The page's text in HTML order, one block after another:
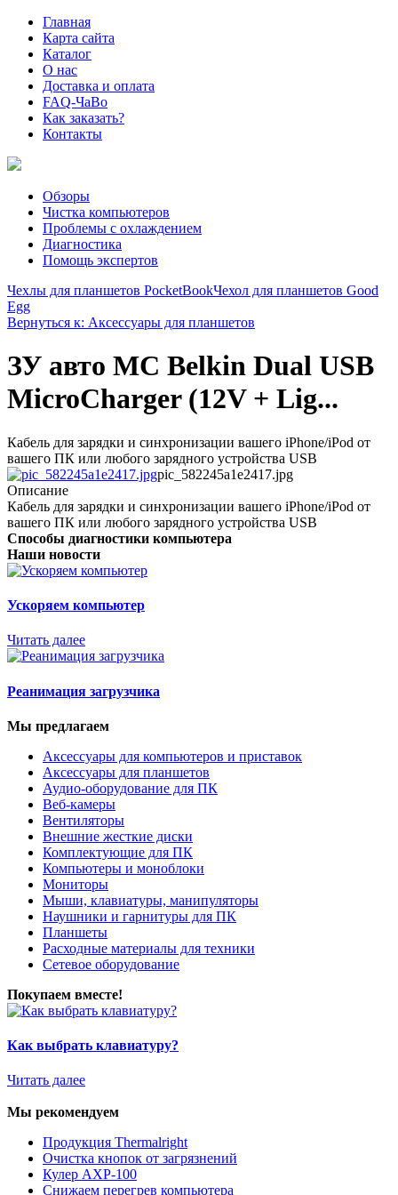
Главная
Карта сайта
Каталог
О нас
Доставка и оплата
FAQ-ЧаВо
Как заказать?
Контакты
Обзоры
Чистка компьютеров
Проблемы с охлаждением
Диагностика
Помощь экспертов
Чехлы для планшетов PocketBookЧехол для планшетов Good
Egg
Вернуться к: Аксессуары для планшетов
ЗУ авто МС Belkin Dual USB
MicroCharger (12V + Lig...
Кабель для зарядки и синхронизации вашего iPhone/iPod от
вашего ПК или любого зарядного устройства USB
pic_582245a1e2417.jpg
Описание
Кабель для зарядки и синхронизации вашего iPhone/iPod от
вашего ПК или любого зарядного устройства USB
Способы диагностики компьютера
Наши новости
Ускоряем компьютер
Читать далее
Реанимация загрузчика
Мы предлагаем
Аксессуары для компьютеров и приставок
Аксессуары для планшетов
Аудио-оборудование для ПК
Веб-камеры
Вентиляторы
Внешние жесткие диски
Комплектующие для ПК
Компьютеры и моноблоки
Мониторы
Мыши, клавиатуры, манипуляторы
Наушники и гарнитуры для ПК
Планшеты
Расходные материалы для техники
Сетевое оборудование
Покупаем вместе!
Как выбрать клавиатуру?
Читать далее
Мы рекомендуем
Продукция Thermalright
Очистка кнопок от загрязнений
Кулер AXP-100
Снижаем перегрев компьютера